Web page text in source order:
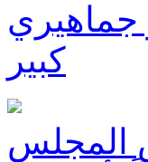
جماهيري
كبير
الـ73... ورئيس المجلس